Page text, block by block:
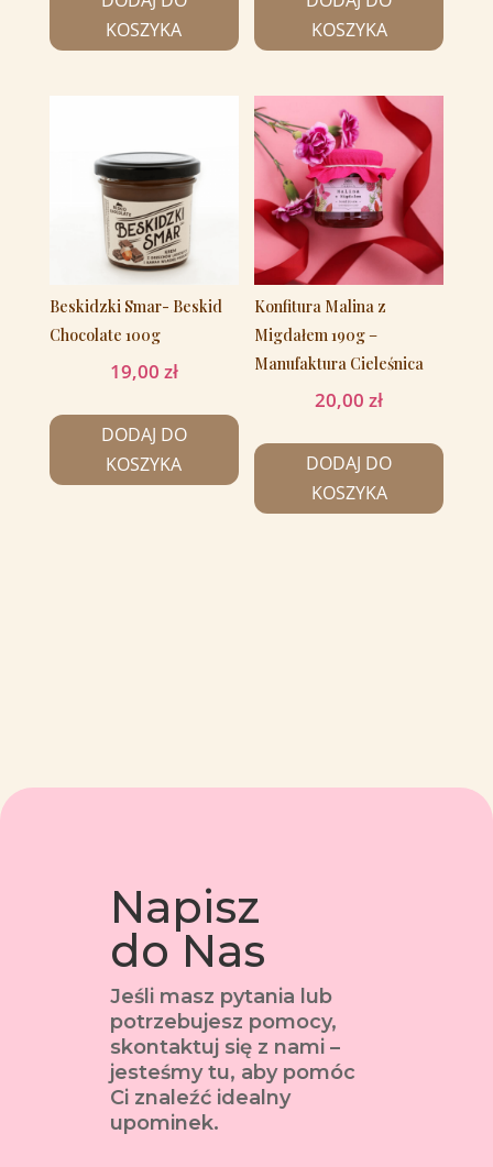
KOSZYKA
KOSZYKA
Beskidzki Smar- Beskid
Chocolate 100g
19,00 zł
DODAJ DO
KOSZYKA
Konfitura Malina z
Migdałem 190g –
Manufaktura Cieleśnica
20,00zł
DODAJ DO
KOSZYKA
Napisz
do Nas
Jeśli masz pytania lub
potrzebujesz pomocy,
skontaktuj się z nami –
jesteśmy tu, aby pomóc
Ci znaleźć idealny
upominek.